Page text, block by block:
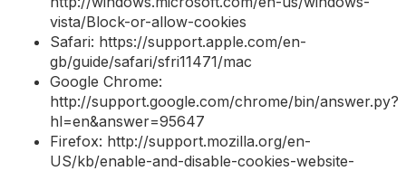
vista/Block-or-allow-cookies
Safari: https://support.apple.com/en-
gb/guide/safari/sfri11471/mac
Google Chrome:
http://support.google.com/chrome/bin/answer.py?
hl=en&answer=95647
Firefox: http://support.mozilla.org/en-
US/kb/enable-and-disable-cookies-website-